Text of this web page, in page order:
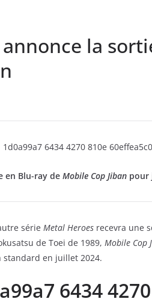
la
en Blu-ray de Mobile Cop Jiban pour
série Metal Heroes recevra une
de Toei de 1989, Mobile Cop
en juillet 2024.